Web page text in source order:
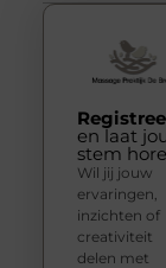
en laat
stem
Wil jij jouw
ervaringen,
inzichten of
creativiteit
delen met